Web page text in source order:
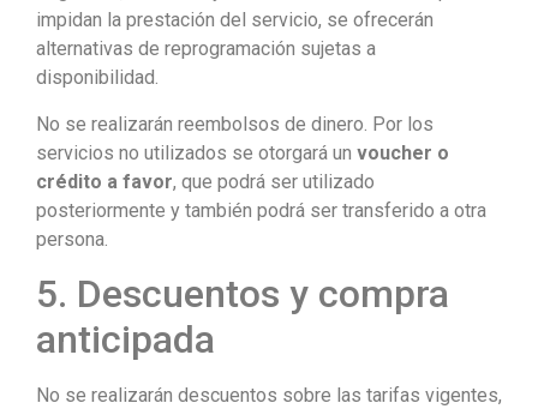
impidan la prestación del servicio, se ofrecerán
alternativas de reprogramación sujetas a
disponibilidad.
No se realizarán reembolsos de dinero. Por los
servicios no utilizados se otorgará un voucher o
crédito a favor, que podrá ser utilizado
posteriormente y también podrá ser transferido a otra
persona.
5. Descuentos y compra
anticipada
No se realizarán descuentos sobre las tarifas vigentes,